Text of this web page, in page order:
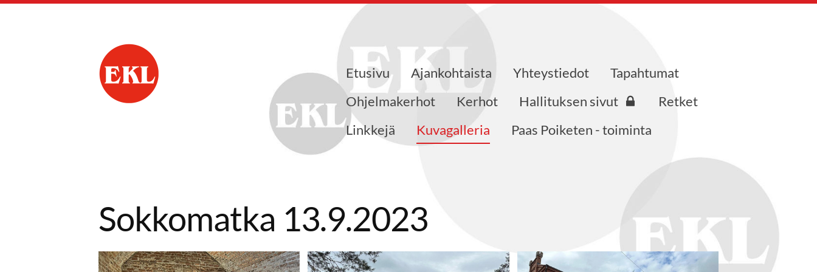
Nokian Eläkkeensaajat ry Etusivu Ajankohtaista Yhteystiedot
Tapahtumat
Ohjelmakerhot
Kerhot Hallituksen sivut
Retket
Linkkejä
Kuvagalleria Paas Poiketen - toiminta
Sokkomatka 13.9.2023